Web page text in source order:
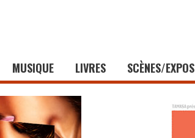
MUSIQUE LIVRES SCÈNES/EXPOS